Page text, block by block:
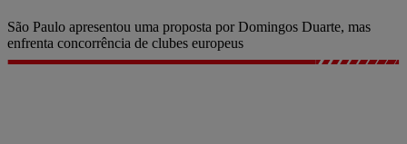
São Paulo apresentou uma proposta por Domingos Duarte, mas
enfrenta concorrência de clubes europeus